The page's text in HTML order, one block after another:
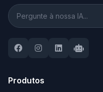
Produtos